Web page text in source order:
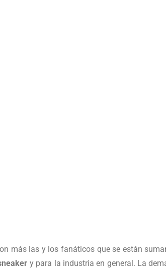
más las y los fanáticos que se están
y para la industria en general. La